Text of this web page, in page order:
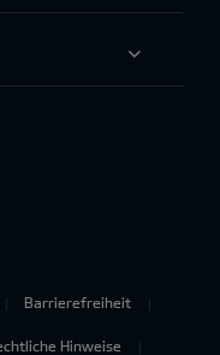
Barrierefreiheit
Hinweise